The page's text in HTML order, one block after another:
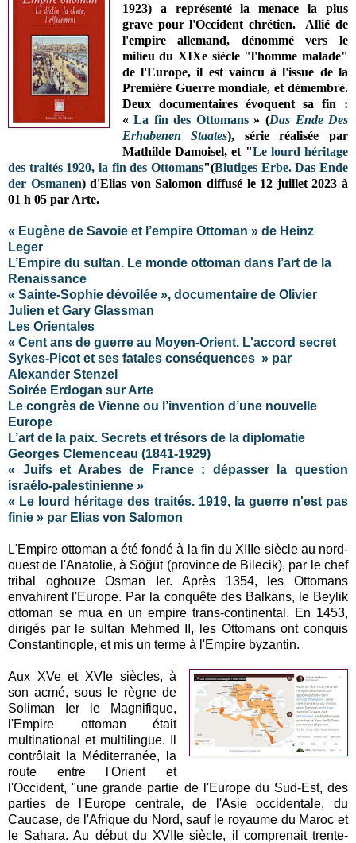
1923) a représenté la menace la plus
grave pour l'Occident chrétien. Allié de
l'empire allemand, dénommé vers le
milieu du XIXe siècle "l'homme malade"
de l'Europe, il est vaincu à l'issue de la
Première Guerre mondiale, et démembré.
Deux documentaires évoquent sa fin :
«La fin des Ottomans» (Das Ende Des
Erhabenen Staates), série réalisée par
Mathilde Damoisel, et "Le lourd héritage
des traités 1920, la fin des Ottomans"(Blutiges Erbe. Das Ende
der Osmanen) d'Elias von Salomondiffusé le 12 juillet 2023 à
01 h 05 par Arte.
« Eugène de Savoie et l’empire Ottoman » de Heinz
Leger
L’Empire du sultan. Le monde ottoman dans l’art de la
Renaissance
« Sainte-Sophie dévoilée », documentaire de Olivier
Julien et Gary Glassman
Les Orientales
« Cent ans de guerre au Moyen-Orient. L'accord secret
Sykes-Picot et ses fatales conséquences » par
Alexander Stenzel
Soirée Erdogan sur Arte
Le congrès de Vienne ou l’invention d’une nouvelle
Europe
L’art de la paix. Secrets et trésors de la diplomatie
Georges Clemenceau (1841-1929)
« Juifs et Arabes de France : dépasser la question
israélo-palestinienne »
« Le lourd héritage des traités. 1919, la guerre n'est pas
finie » par Elias von Salomon
L'Empire ottoman a été fondé à la fin du XIIIe siècle au nord-
ouest de l'Anatolie, à Söğüt (province de Bilecik), par le chef
tribal oghouze Osman Ier. Après 1354, les Ottomans
envahirent l'Europe. Par la conquête des Balkans, le Beylik
ottoman se mua en un empire trans-continental. En 1453,
dirigés par le sultan Mehmed II, les Ottomans ont conquis
Constantinople, et mis un terme à l'Empire byzantin.
Aux XVe et XVIe siècles, à
son acmé, sous le règne de
Soliman Ier le Magnifique,
l'Empire ottoman était
multinational et multilingue. Il
contrôlait la Méditerranée, la
route entre l'Orient et
l'Occident, "une grande partie de l'Europe du Sud-Est, des
parties de l'Europe centrale, de l'Asie occidentale, du
Caucase, de l'Afrique du Nord, sauf le royaume du Maroc et
le Sahara. Au début du XVIIe siècle, il comprenait trente-